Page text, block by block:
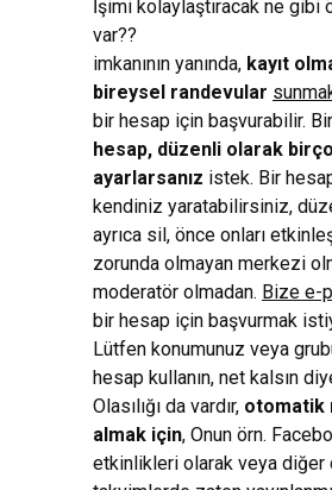
İşimi kolaylaştıracak ne gibi
var??
imkanının yanında, kayıt
bireysel randevular
bir hesap için başvurabilir.
hesap, düzenli olarak
ayarlarsanız istek. Bir
kendiniz yaratabilirsiniz,
ayrıca sil, önce onları
zorunda olmayan merkezi
moderatör olmadan. Bize e-
bir hesap için başvurmak
Lütfen konumunuz veya
hesap kullanın, net kalsın
Olasılığı da vardır, otomatik
almak için, Onun örn.
etkinlikleri olarak veya diğer